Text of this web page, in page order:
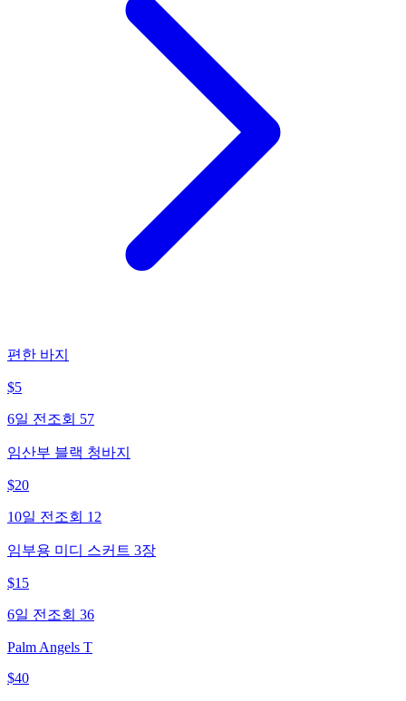
편한 바지
$5
6일 전 조회 57
임산부 블랙 청바지
$20
10일 전 조회 12
임부용 미디 스커트 3장
$15
6일 전 조회 36
Palm Angels T
$40